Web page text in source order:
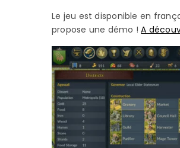
Le jeu est disponible en
propose une démo !A